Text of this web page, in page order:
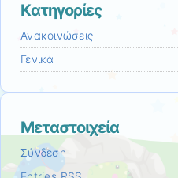
Kατηγορίες
Ανακοινώσεις
Γενικά
Μεταστοιχεία
Σύνδεση